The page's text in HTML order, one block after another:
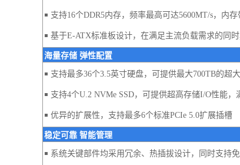
￭ 支持16个DDR5内存，频率最高可达5600MT/s，
￭ 基于E-ATX标准板设计，在满足主流负载需求的同
海量存储 弹性配置
￭ 支持最多36个3.5英寸硬盘，可提供最大700TB的超
￭ 支持4个U.2 NVMe SSD，可提供超高存储I/O性能，
￭ 优异的扩展性，支持最多6个标准PCIe 5.0扩展插槽
稳定可靠 智能管理
￭ 系统关键部件均采用冗余、热插拔设计，同时支持